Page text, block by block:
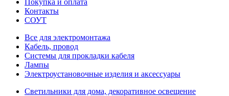
Контакты
СОУТ
Все для электромонтажа
Кабель, провод
Системы для прокладки кабеля
Лампы
Электроустановочные изделия и аксессуары
Светильники для дома, декоративное освещение